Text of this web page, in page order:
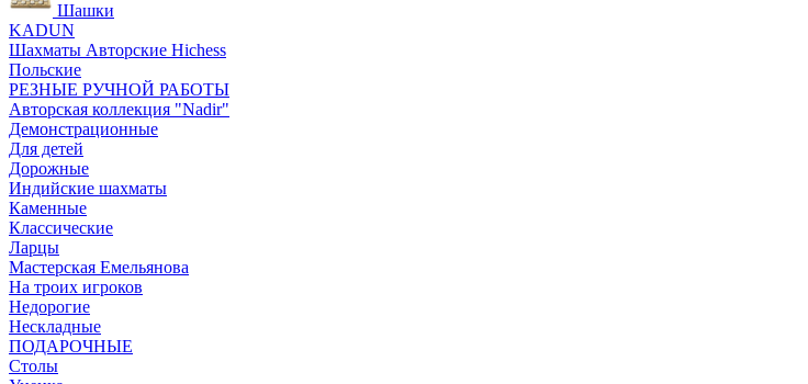
Шашки
KADUN
Шахматы Авторские Hichess
Польские
РЕЗНЫЕ РУЧНОЙ РАБОТЫ
Авторская коллекция "Nadir"
Демонстрационные
Для детей
Дорожные
Индийские шахматы
Каменные
Классические
Ларцы
Мастерская Емельянова
На троих игроков
Недорогие
Нескладные
ПОДАРОЧНЫЕ
Столы